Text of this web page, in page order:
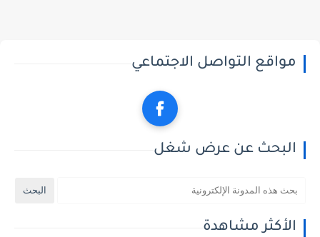
مواقع التواصل الاجتماعي
البحث عن عرض شغل
الأكثر مشاهدة